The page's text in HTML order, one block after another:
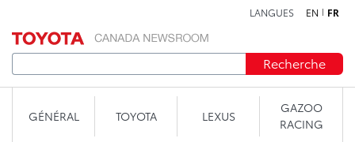
LANGUES EN FR
Recherche
GÉNÉRAL TOYOTA LEXUS
GAZOO
RACING